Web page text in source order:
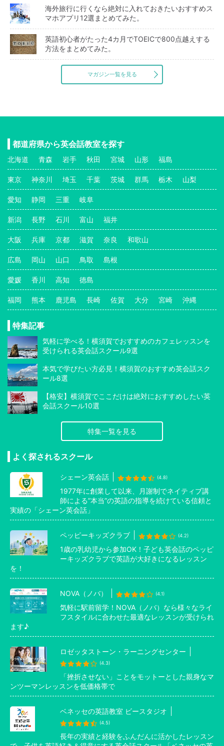
海外旅行に行くなら絶対に入れておきたいおすすめス
マホアプリ12選まとめてみた。
英語初心者がたった4カ月でTOEICで800点越えする
方法をまとめてみた。
マガジン一覧を見る
都道府県から英会話教室を探す
北海道 青森 岩手 秋田 宮城 山形 福島
東京 神奈川 埼玉 千葉 茨城 群馬 栃木 山梨
愛知 静岡 三重 岐阜
新潟 長野 石川 富山 福井
大阪 兵庫 京都 滋賀 奈良 和歌山
広島 岡山 山口 鳥取 島根
愛媛 香川 高知 徳島
福岡 熊本 鹿児島 長崎 佐賀 大分 宮崎 沖縄
特集記事
気軽に学べる！横須賀でおすすめのカフェレッスンを
受けられる英会話スクール9選
本気で学びたい方必見！横須賀のおすすめ英会話スク
ール8選
【格安】横須賀でここだけは絶対におすすめしたい英
会話スクール10選
特集一覧を見る
よく探されるスクール
シェーン英会話 (4.8)
1977年に創業して以来、月謝制でネイティブ講
師による”本当”の英語の指導を続けている信頼と
実績の「シェーン英会話」
ペッピーキッズクラブ (4.2)
1歳の乳幼児から参加OK！子ども英会話のペッピ
ーキッズクラブで英語が大好きになるレッスン
を！
NOVA（ノバ） (4.1)
気軽に駅前留学！NOVA（ノバ）なら様々なライ
フスタイルに合わせた最適なレッスンが受けられ
ます♪
ロゼッタストーン・ラーニングセンター
(4.3)
「挫折させない」ことをモットーとした親身なマ
ンツーマンレッスンを低価格帯で
ベネッセの英語教室 ビースタジオ
(4.5)
長年の実績と経験をふんだんに活かしたレッスン